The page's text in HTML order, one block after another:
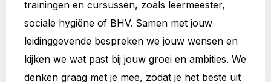
trainingen en cursussen, zoals leermeester,
sociale hygiëne of BHV. Samen met jouw
leidinggevende bespreken we jouw wensen en
kijken we wat past bij jouw groei en ambities. We
denken graag met je mee, zodat je het beste uit